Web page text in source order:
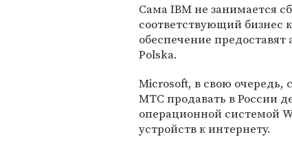
Сама IBM не занимается
соответствующий бизнес
обеспечение
Polska.
Microsoft, в свою очередь,
МТС продавать в России
операционной системой
устройств к интернету.